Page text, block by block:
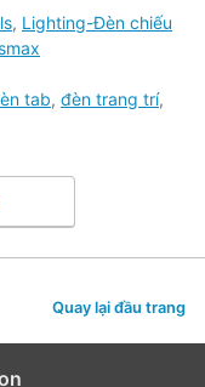
, Lighting-Đèn chiếu
tab, đèn trang trí,
Quay lại đầu trang